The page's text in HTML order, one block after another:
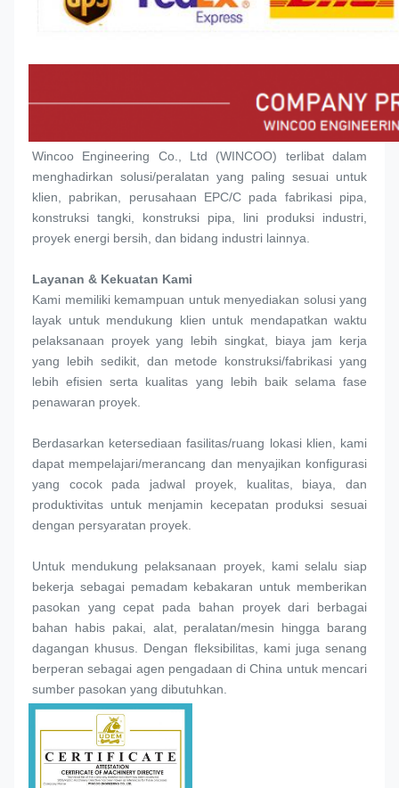
Wincoo Engineering Co., Ltd (WINCOO) terlibat dalam
menghadirkan solusi/peralatan yang paling sesuai untuk
klien, pabrikan, perusahaan EPC/C pada fabrikasi pipa,
konstruksi tangki, konstruksi pipa, lini produksi industri,
proyek energi bersih, dan bidang industri lainnya.
Layanan & Kekuatan Kami
Kami memiliki kemampuan untuk menyediakan solusi yang
layak untuk mendukung klien untuk mendapatkan waktu
pelaksanaan proyek yang lebih singkat, biaya jam kerja
yang lebih sedikit, dan metode konstruksi/fabrikasi yang
lebih efisien serta kualitas yang lebih baik selama fase
penawaran proyek.
Berdasarkan ketersediaan fasilitas/ruang lokasi klien, kami
dapat mempelajari/merancang dan menyajikan konfigurasi
yang cocok pada jadwal proyek, kualitas, biaya, dan
produktivitas untuk menjamin kecepatan produksi sesuai
dengan persyaratan proyek.
Untuk mendukung pelaksanaan proyek, kami selalu siap
bekerja sebagai pemadam kebakaran untuk memberikan
pasokan yang cepat pada bahan proyek dari berbagai
bahan habis pakai, alat, peralatan/mesin hingga barang
dagangan khusus. Dengan fleksibilitas, kami juga senang
berperan sebagai agen pengadaan di China untuk mencari
sumber pasokan yang dibutuhkan.